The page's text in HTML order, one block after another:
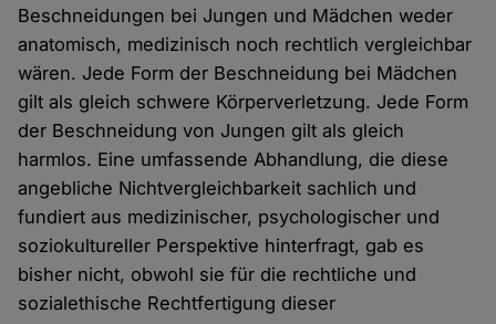
Beschneidungen bei Jungen und Mädchen weder
anatomisch, medizinisch noch rechtlich vergleichbar
wären. Jede Form der Beschneidung bei Mädchen
gilt als gleich schwere Körperverletzung. Jede Form
der Beschneidung von Jungen gilt als gleich
harmlos. Eine umfassende Abhandlung, die diese
angebliche Nichtvergleichbarkeit sachlich und
fundiert aus medizinischer, psychologischer und
soziokultureller Perspektive hinterfragt, gab es
bisher nicht, obwohl sie für die rechtliche und
sozialethische Rechtfertigung dieser